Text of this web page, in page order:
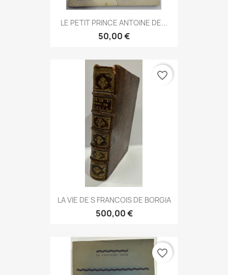
LE PETIT PRINCE ANTOINE DE...
50,00 €
LA VIE DE S FRANCOIS DE BORGIA
500,00 €
favorite_border
favorite_border